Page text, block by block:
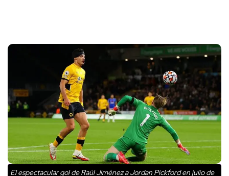
El espectacular gol de Raúl Jiménez a Jordan Pickford en julio de